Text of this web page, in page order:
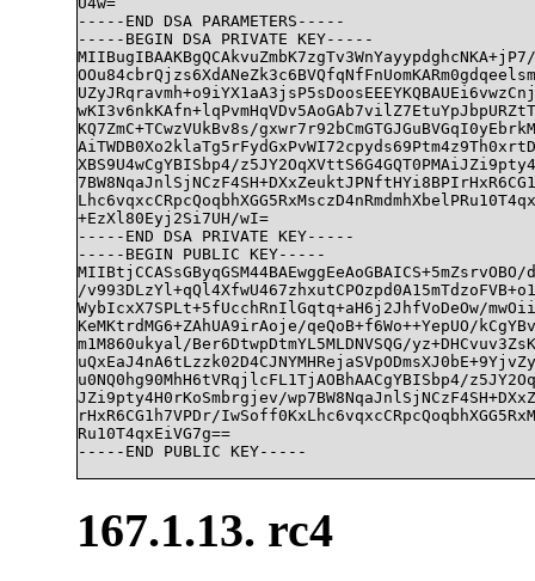
-----END DSA PARAMETERS-----
-----BEGIN DSA PRIVATE KEY-----
KQ7ZmC+TCwzVUkBv8s/
XBS9U4wCgYBISbp4/
+EzXl80Eyj2Si7UH/wI=
-----END DSA PRIVATE KEY-----
-----BEGIN PUBLIC KEY-----
/
WybIcxX7SPLt+5fUcchRnIlGqtq+aH6j2JhfVoDeOw/
KeMKtrdMG6+ZAhUA9irAoje/qeQoB+f6Wo++YepUO/
m1M860ukyal/Ber6DtwpDtmYL5MLDNVSQG/
u0NQ0hg90MhH6tVRqjlcFL1TjAOBhAACgYBISbp4/
JZi9pty4H0rKoSmbrgjev/
rHxR6CG1h7VPDr/
Ru10T4qxEiVG7g==
-----END PUBLIC KEY-----
167.1.13. rc4